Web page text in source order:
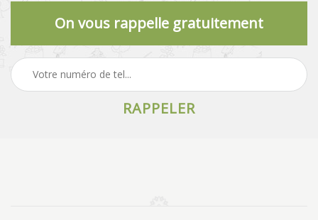
On vous rappelle gratuitement